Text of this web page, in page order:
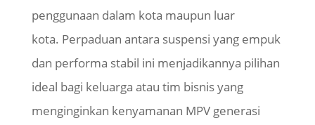
penggunaan dalam kota maupun luar
kota. Perpaduan antara suspensi yang empuk
dan performa stabil ini menjadikannya pilihan
ideal bagi keluarga atau tim bisnis yang
menginginkan kenyamanan MPV generasi